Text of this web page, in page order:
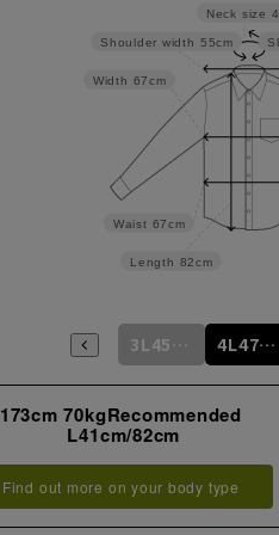
Neck size
Length 82cm
Waist 67cm
Width 67cm
Shoulder width 55cm
3L45cm/84cm 3L45cm/88cm 4L47cm/84cm
173cm 70kgRecommended
L41cm/82cm
Find out more on your body type